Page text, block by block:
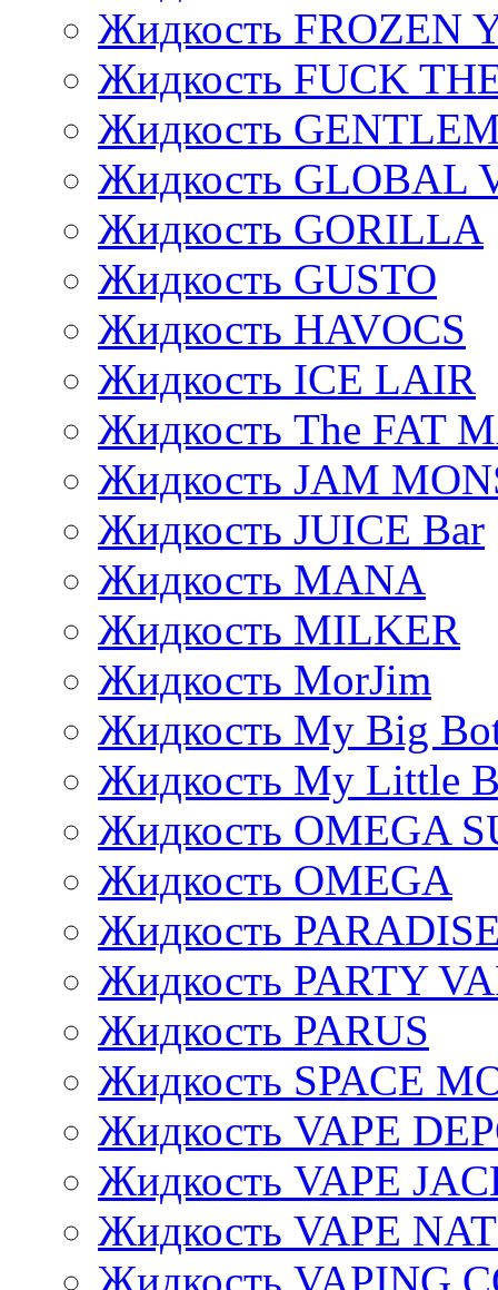
Жидкость FROZEN
Жидкость FUCK
Жидкость
Жидкость GLOBAL
Жидкость GORILLA
Жидкость GUSTO
Жидкость HAVOCS
Жидкость ICE LAIR
Жидкость The FAT
Жидкость JAM
Жидкость JUICE Bar
Жидкость MANA
Жидкость MILKER
Жидкость MorJim
Жидкость My Big
Жидкость My Little
Жидкость OMEGA
Жидкость OMEGA
Жидкость
Жидкость PARTY
Жидкость PARUS
Жидкость SPACE
Жидкость VAPE
Жидкость VAPE
Жидкость VAPE
Жидкость VAPING